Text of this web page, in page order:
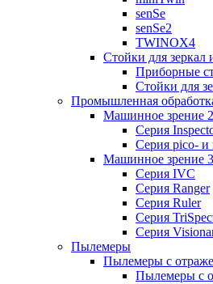
senSe
senSe2
TWINOX4
Стойки для зеркал
Приборные
Стойки для
Промышленная
Машинное зрение
Серия
Серия pico- и
Машинное зрение
Серия IVC
Серия Ranger
Серия Ruler
Серия
Серия
Пылемеры
Пылемеры с
Пылемеры с